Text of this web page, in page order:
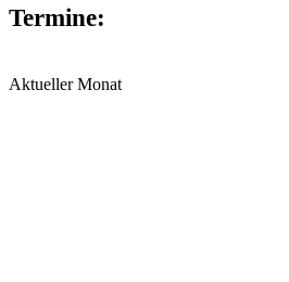
Termine:
Aktueller Monat